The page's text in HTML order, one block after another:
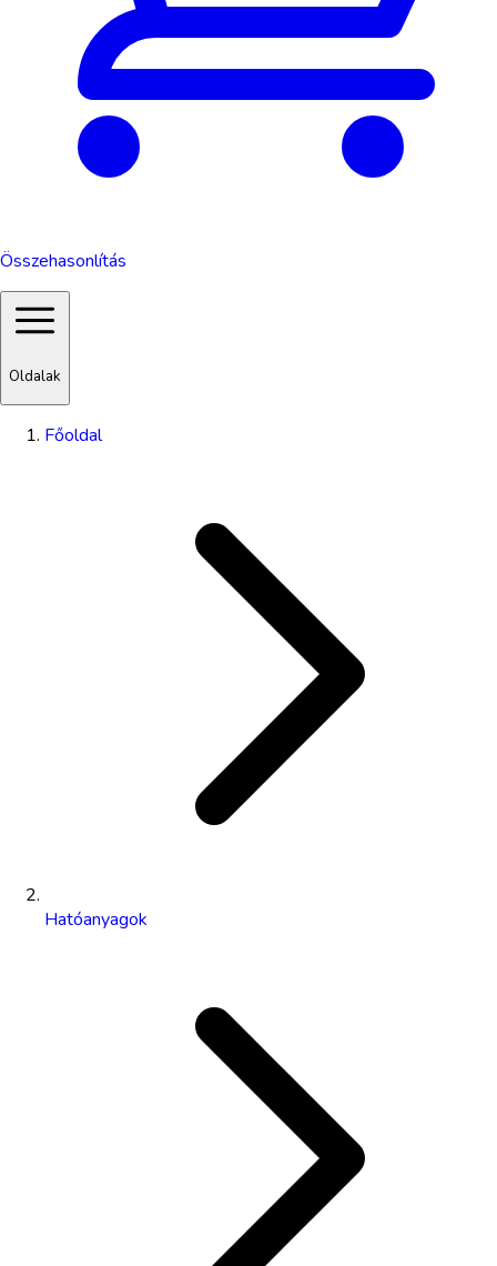
Összehasonlítás
Oldalak
Főoldal
Hatóanyagok